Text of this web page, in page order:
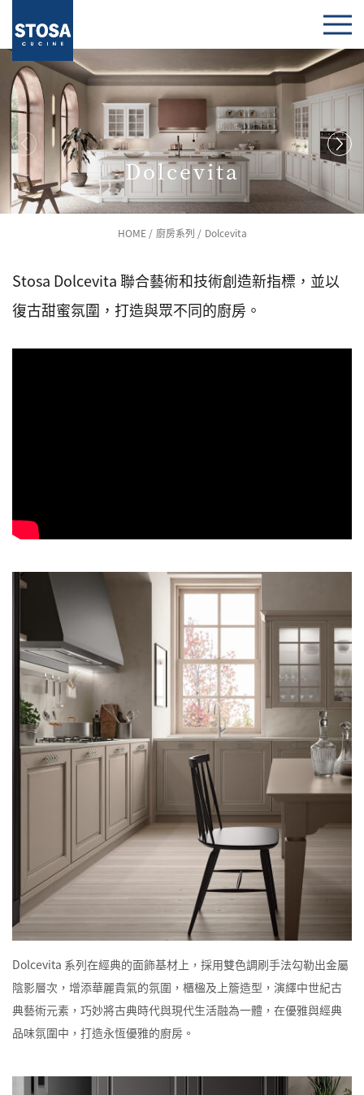
Dolcevita
HOME 廚房系列 Dolcevita
Stosa Dolcevita 聯合藝術和技術創造新指標，並以
復古甜蜜氛圍，打造與眾不同的廚房。
Dolcevita 系列在經典的面飾基材上，採用雙色調刷手法勾勒出金屬
陰影層次，增添華麗貴氣的氛圍，櫃楹及上簷造型，演繹中世紀古
典藝術元素，巧妙將古典時代與現代生活融為一體，在優雅與經典
品味氛圍中，打造永恆優雅的廚房。